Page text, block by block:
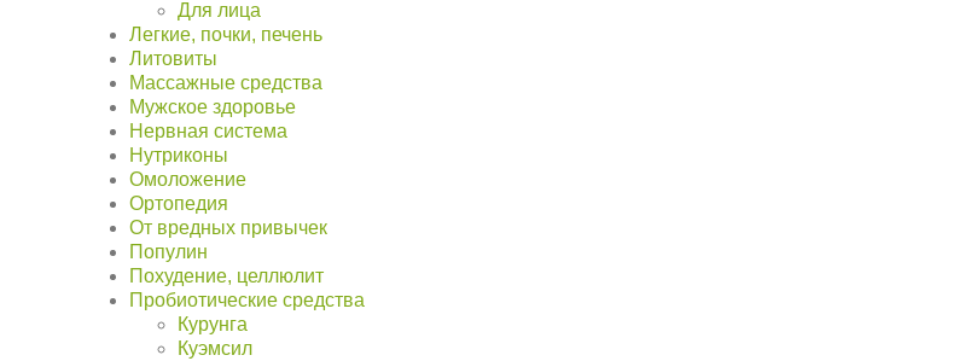
Для лица
Легкие, почки, печень
Литовиты
Массажные средства
Мужское здоровье
Нервная система
Нутриконы
Омоложение
Ортопедия
От вредных привычек
Популин
Похудение, целлюлит
Пробиотические средства
Курунга
Куэмсил